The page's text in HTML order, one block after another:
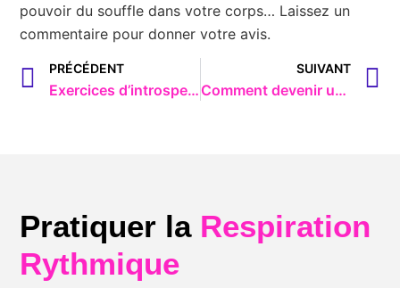
pouvoir du souffle dans votre corps… Laissez un
commentaire pour donner votre avis.
PRÉCÉDENT
Exercices d’introspection pour un auto-coaching
SUIVANT
Comment devenir un sophrologue certifié RNCP ?
Pratiquer la Respiration
Rythmique